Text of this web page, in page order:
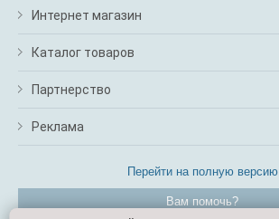
Интернет магазин
Каталог товаров
Партнерство
Реклама
Перейти на полную версию
Вам помочь?